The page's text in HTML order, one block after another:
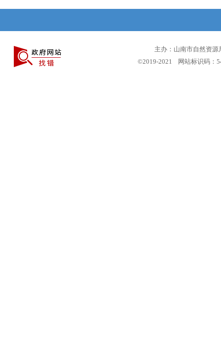
主办：山南市自然资
©2019-2021 网站标识码：